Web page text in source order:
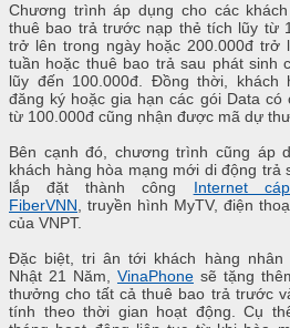
Chương trình áp dụng cho các
thuê bao trả trước nạp thẻ tích lũy từ
trở lên trong ngày hoặc 200.000đ trở
tuần hoặc thuê bao trả sau phát sinh
lũy đến 100.000đ. Đồng thời, khách
đăng ký hoặc gia hạn các gói Data có
từ 100.000đ cũng nhận được mã dự
Bên cạnh đó, chương trình cũng áp
khách hàng hòa mạng mới di động trả
lắp đặt thành công Internet
FiberVNN , truyền hình MyTV, điện
của VNPT.
Đặc biệt, tri ân tới khách hàng nhân
Nhật 21 Năm, VinaPhonesẽ tặng
thưởng cho tất cả thuê bao trả trước
tính theo thời gian hoạt động. Cụ